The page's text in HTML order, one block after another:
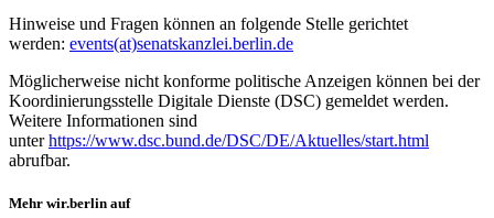
Hinweise und Fragen können an folgende Stelle gerichtet
werden: events(at)senatskanzlei.berlin.de
Möglicherweise nicht konforme politische Anzeigen können bei der
Koordinierungsstelle Digitale Dienste (DSC) gemeldet werden.
Weitere Informationen sind
unterhttps://www.dsc.bund.de/DSC/DE/Aktuelles/start.html
abrufbar.
Mehr wir.berlin auf